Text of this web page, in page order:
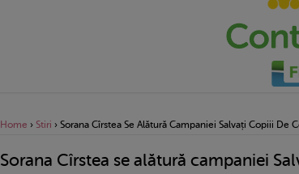
Home › Stiri › Sorana Cîrstea Se Alătură Campaniei Salvați Copiii De
Sorana Cîrstea se alătură campaniei